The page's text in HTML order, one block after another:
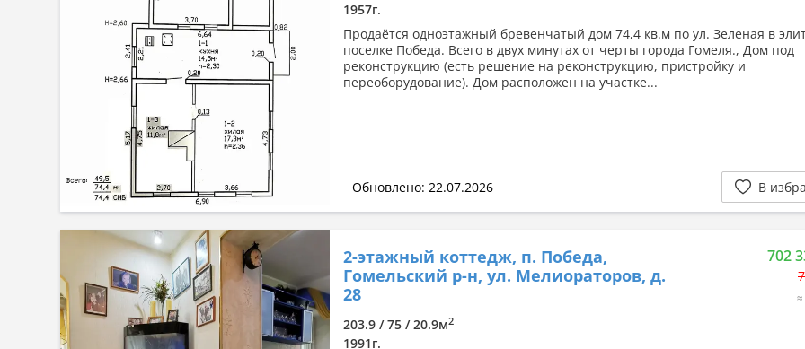
По комнатности: малая →
По площади: большая → малая
По площади: малая → большая
1957г.
Продаётся одноэтажный бревенчатый дом 74,4 кв.м по ул. Зеленая в
поселке Победа. Всего в двух минутах от черты города Гомеля., Дом под
реконструкцию (есть решение на реконструкцию, пристройку и
переоборудование). Дом расположен на участке...
Обновлено: 22.07.2026 В
2-этажный коттедж, п. Победа,
Гомельский р-н, ул. Мелиораторов, д.
28
702
203.9 / 75 / 20.9м2
1991г.